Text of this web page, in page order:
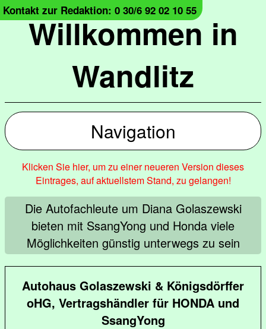
Willkommen in
Wandlitz
Kontakt zur Redaktion: 0 30/6 92 02 10 55
Navigation
Klicken Sie hier, um zu einer neueren Version dieses
Eintrages, auf aktuellstem Stand, zu gelangen!
Die Autofachleute um Diana Golaszewski
bieten mit SsangYong und Honda viele
Möglichkeiten günstig unterwegs zu sein
Autohaus Golaszewski & Königsdörffer
oHG, Vertragshändler für HONDA und
SsangYong